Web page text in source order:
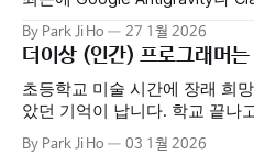
"Agentic" Coding 도구들을 업
용해보고 있는데, 정말 매일 기
하고 있습니다. 보통 가족과 시간을 보내느라 바쁜 주말에 한
시간 정도 여유가 생겨서 장보
로
By Park Ji Ho 27 1월 2026
더이상 (인간) 프로그래머
초등학교 미술 시간에 장래 희
았던 기억이 납니다. 학교 끝나
PPT나 나모 웹에디터를 가지고
는 직업을 그려 넣었었습니다.
By Park Ji Ho 03 1월 2026